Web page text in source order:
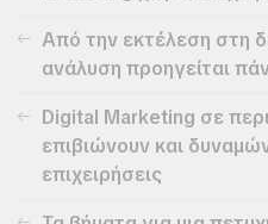
Από την εκτέλεση στη
ανάλυση προηγείται
Digital Marketing σε
επιβιώνουν και
επιχειρήσεις